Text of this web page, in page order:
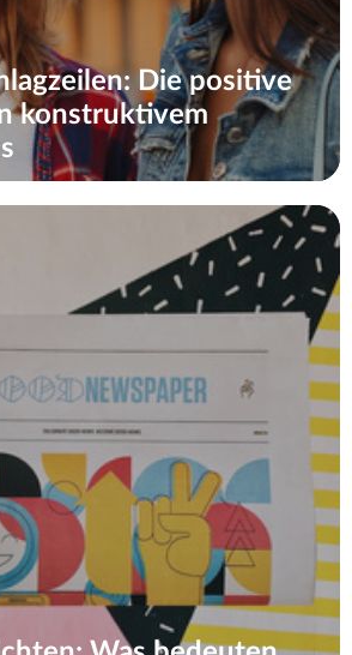
Die positive
konstruktivem